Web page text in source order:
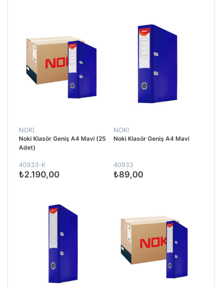
NOKI
Noki Klasör Geniş A4 Mavi (25
Adet)
40933-K
₺2.190,00
NOKI
Noki Klasör Geniş A4 Mavi
40933
₺89,00